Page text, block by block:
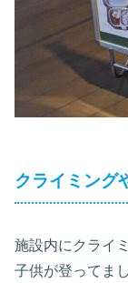
クライミング
施設内にクライ
子供が登ってま